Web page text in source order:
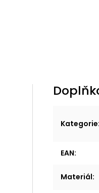
Kategorie:
EAN:
Materiál: